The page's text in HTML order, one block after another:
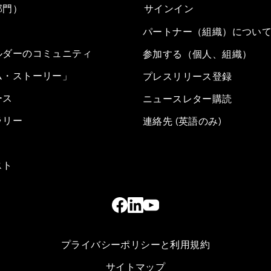
）
ーのコミュニティ
ストーリー」
リー
サインイン
パートナー（組織）につい
参加する（個人、組織）
プレスリリース登録
ニュースレター購読
連絡先 (英語のみ)
プライバシーポリシーと利用規約
サイトマップ